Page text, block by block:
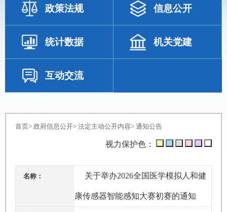
政策法规 信息公开
统计数据 机关党建
互动交流
首页> 政府信息公开> 法定主动公开内容> 通知公告
视力保护色：
名称： 关于举办2026全国医学模拟人和健
康传感器智能感知大赛初赛的通知